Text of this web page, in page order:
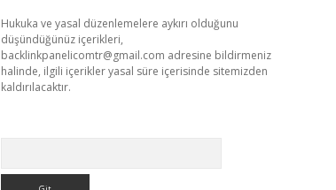
Hukuka ve yasal düzenlemelere aykırı olduğunu
düşündüğünüz içerikleri,
backlinkpanelicomtr@gmail.com adresine bildirmeniz
halinde, ilgili içerikler yasal süre içerisinde sitemizden
kaldırılacaktır.